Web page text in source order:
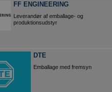
FF ENGINEERING
Leverandør af emballage- og
produktionsudstyr
DTE
Emballage med fremsyn